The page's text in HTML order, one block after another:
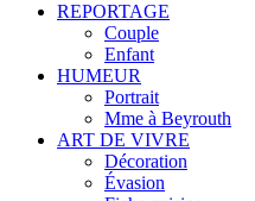
REPORTAGE
Couple
Enfant
HUMEUR
Portrait
Mme à Beyrouth
ART DE VIVRE
Décoration
Évasion